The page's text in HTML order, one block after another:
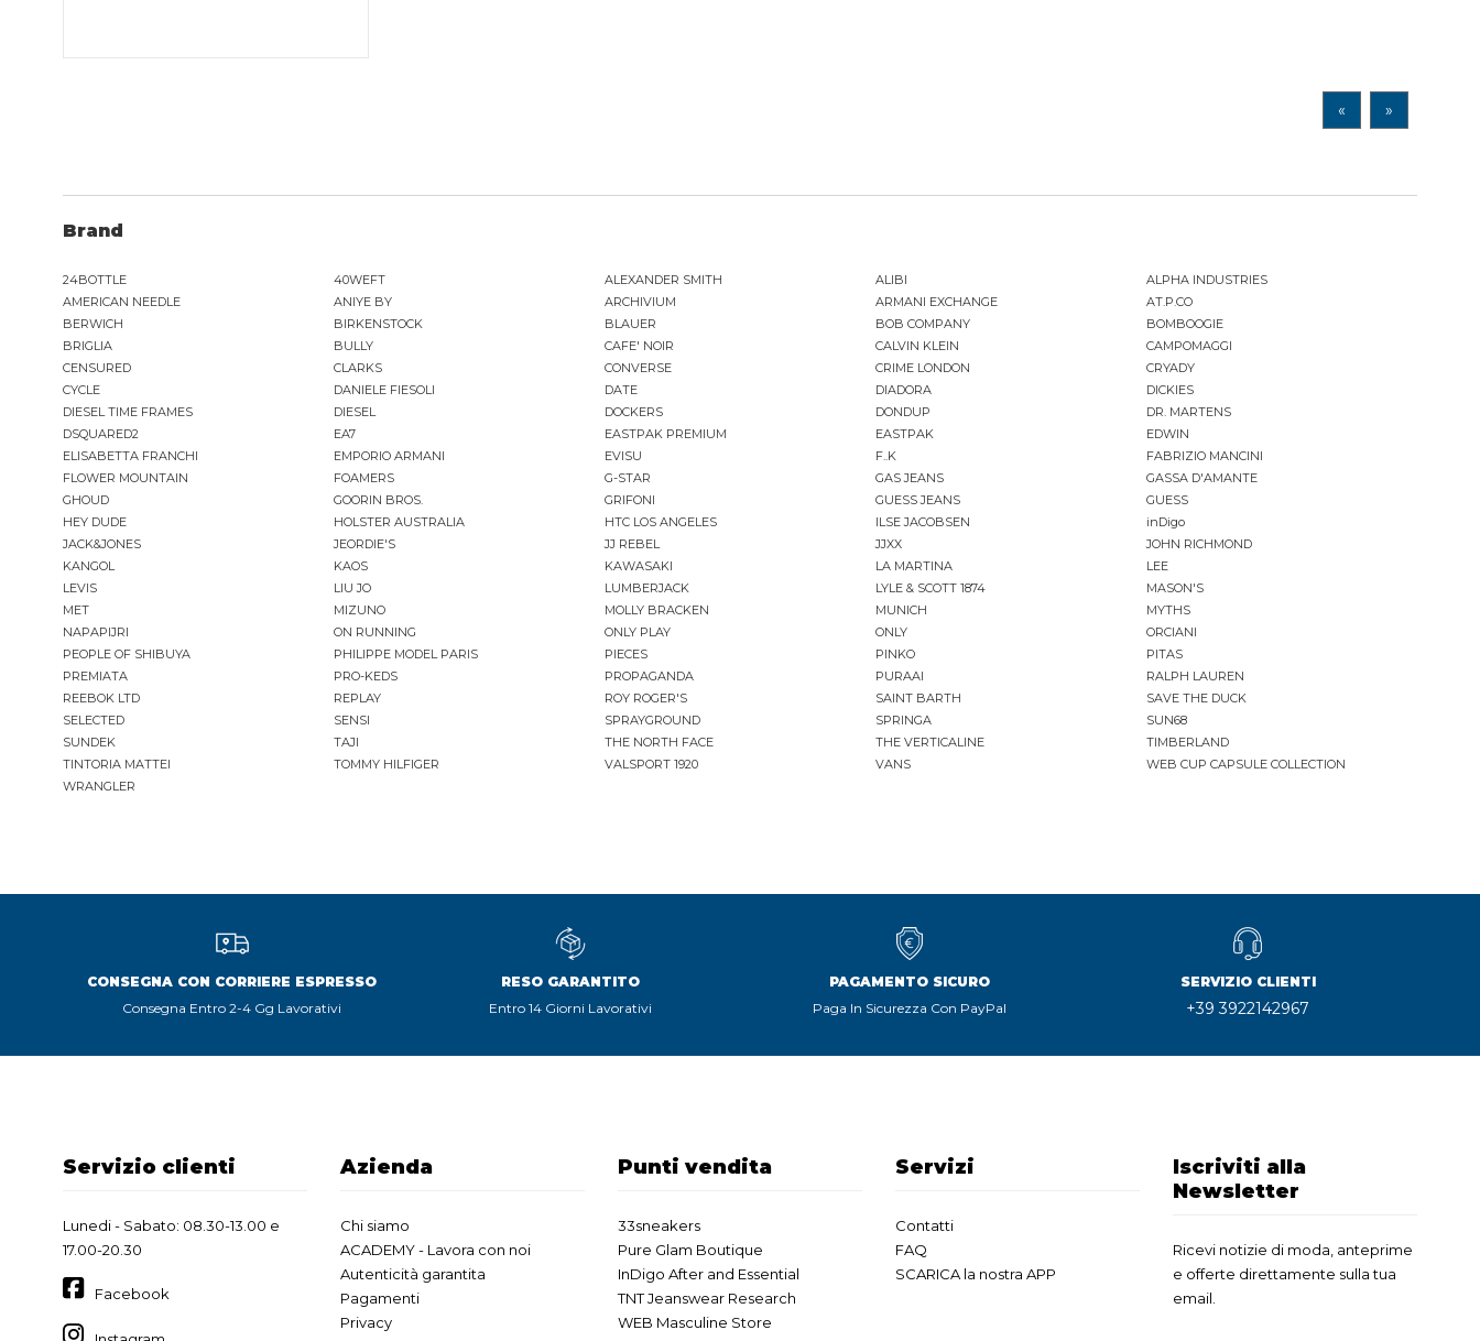
« »
Brand
24BOTTLE 40WEFT ALEXANDER SMITH ALIBI
ALPHA INDUSTRIES
AMERICAN NEEDLE
ANIYE BY ARCHIVIUM ARMANI EXCHANGE
AT.P.CO
BERWICH
BIRKENSTOCK BLAUER BOB COMPANY
BOMBOOGIE
BRIGLIA
BULLY CAFE' NOIR CALVIN KLEIN
CAMPOMAGGI
CENSURED
CLARKS CONVERSE CRIME LONDON
CRYADY
CYCLE
DANIELE FIESOLI DATE DIADORA
DICKIES
DIESEL TIME FRAMES
DIESEL DOCKERS DONDUP
DR. MARTENS
DSQUARED2
EA7 EASTPAK PREMIUM EASTPAK
EDWIN
ELISABETTA FRANCHI
EMPORIO ARMANI EVISU F..K
FABRIZIO MANCINI
FLOWER MOUNTAIN
FOAMERS G-STAR GAS JEANS
GASSA D'AMANTE
GHOUD
GOORIN BROS. GRIFONI GUESS JEANS
GUESS
HEY DUDE
HOLSTER AUSTRALIA HTC LOS ANGELES ILSE JACOBSEN
inDigo
JACK&JONES
JEORDIE'S JJ REBEL JJXX
JOHN RICHMOND
KANGOL
KAOS KAWASAKI LA MARTINA
LEE
LEVIS
LIU JO LUMBERJACK LYLE & SCOTT 1874
MASON'S
MET
MIZUNO MOLLY BRACKEN MUNICH
MYTHS
NAPAPIJRI
ON RUNNING ONLY PLAY ONLY
ORCIANI
PEOPLE OF SHIBUYA
PHILIPPE MODEL PARIS PIECES PINKO
PITAS
PREMIATA
PRO-KEDS PROPAGANDA PURAAI
RALPH LAUREN
REEBOK LTD
REPLAY ROY ROGER'S SAINT BARTH
SAVE THE DUCK
SELECTED
SENSI SPRAYGROUND SPRINGA
SUN68
SUNDEK
TAJI THE NORTH FACE THE VERTICALINE
TIMBERLAND
TINTORIA MATTEI
TOMMY HILFIGER VALSPORT 1920 VANS
WEB CUP CAPSULE COLLECTION
WRANGLER
CONSEGNA CON CORRIERE ESPRESSO
Consegna Entro 2-4 Gg Lavorativi
RESO GARANTITO
Entro 14 Giorni Lavorativi
PAGAMENTO SICURO
Paga In Sicurezza Con PayPal
SERVIZIO CLIENTI
+39 3922142967
Servizio clienti
Lunedi - Sabato: 08.30-13.00 e
17.00-20.30
Facebook
Azienda
Chi siamo
ACADEMY - Lavora con noi
Autenticità garantita
Pagamenti
Privacy
Punti vendita
33sneakers
Pure Glam Boutique
InDigo After and Essential
TNT Jeanswear Research
WEB Masculine Store
Servizi
Contatti
FAQ
SCARICA la nostra APP
Iscriviti alla
Newsletter
Ricevi notizie di moda, anteprime
e offerte direttamente sulla tua
email.